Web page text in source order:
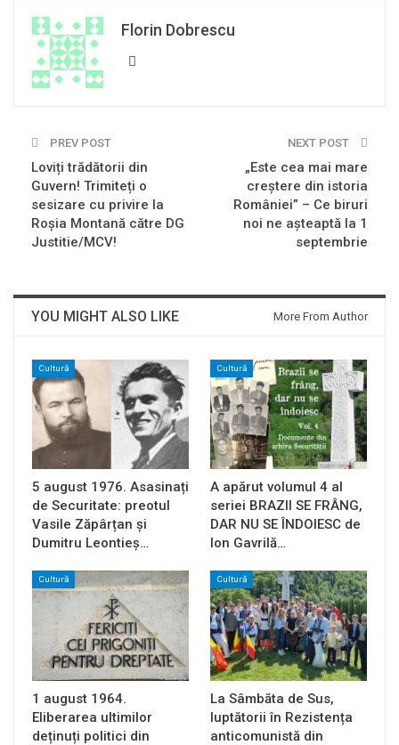
Florin Dobrescu
PREV POST
Loviți trădătorii din
Guvern! Trimiteți o
sesizare cu privire la
Roșia Montană către DG
Justitie/MCV!
NEXT POST
„Este cea mai mare
creştere din istoria
României” – Ce biruri
noi ne aşteaptă la 1
septembrie
YOU MIGHT ALSO LIKE More From Author
Cultură
5 august 1976. Asasinați
de Securitate: preotul
Vasile Zăpârțan și
Dumitru Leontieș…
Cultură
A apărut volumul 4 al
seriei BRAZII SE FRÂNG,
DAR NU SE ÎNDOIESC de
Ion Gavrilă…
Cultură
1 august 1964.
Eliberarea ultimilor
deținuți politici din
Cultură
La Sâmbăta de Sus,
luptătorii în Rezistența
anticomunistă din